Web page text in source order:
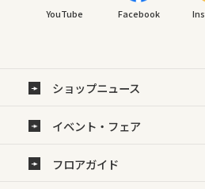
YouTube Facebook
ショップニュース
イベント・フェア
フロアガイド